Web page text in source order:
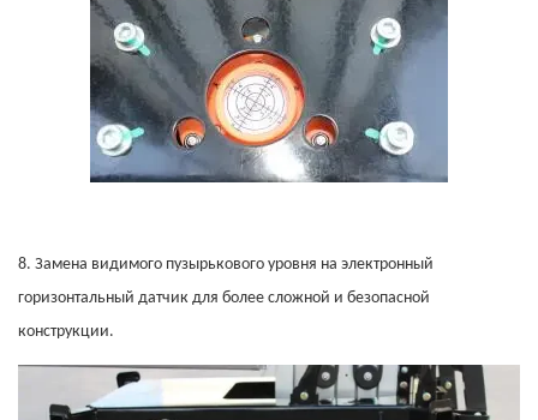
8. Замена видимого пузырькового уровня на электронный
горизонтальный датчик для более сложной и безопасной
конструкции.